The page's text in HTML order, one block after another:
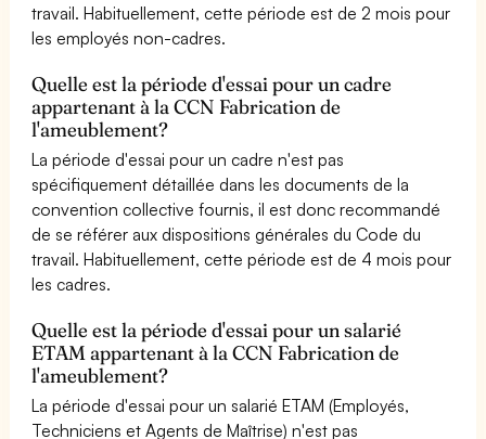
travail. Habituellement, cette période est de 2 mois pour
les employés non-cadres.
Quelle est la période d'essai pour un cadre
appartenant à la CCN Fabrication de
l'ameublement?
La période d'essai pour un cadre n'est pas
spécifiquement détaillée dans les documents de la
convention collective fournis, il est donc recommandé
de se référer aux dispositions générales du Code du
travail. Habituellement, cette période est de 4 mois pour
les cadres.
Quelle est la période d'essai pour un salarié
ETAM appartenant à la CCN Fabrication de
l'ameublement?
La période d'essai pour un salarié ETAM (Employés,
Techniciens et Agents de Maîtrise) n'est pas